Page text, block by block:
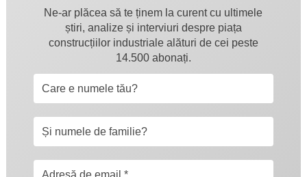
Ne-ar plăcea să te ținem la curent cu ultimele
știri, analize și interviuri despre piața
construcțiilor industriale alături de cei peste
14.500 abonați.